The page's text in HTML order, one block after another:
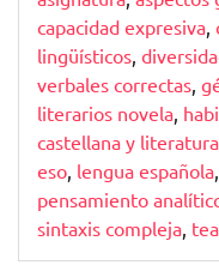
capacidad expresiva,
lingüísticos,
verbales correctas,
literarios novela,
castellana y literatura
eso, lengua española,
pensamiento
sintaxis compleja,